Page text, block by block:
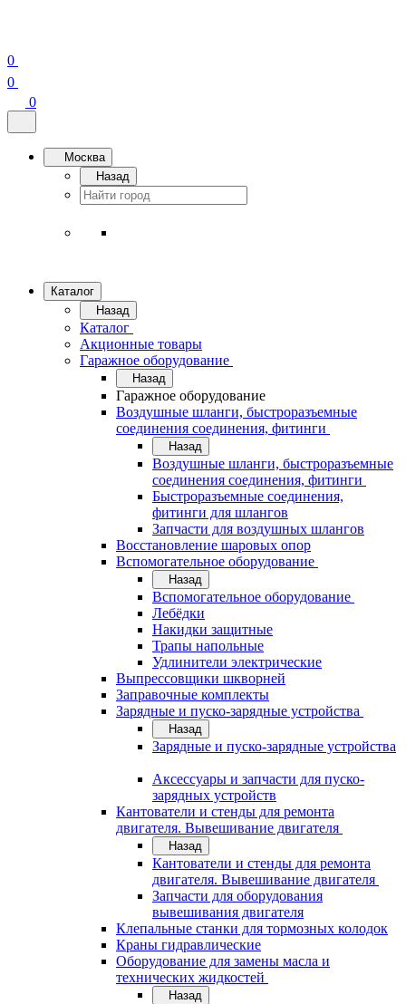
0
0
0
Москва
Назад
Каталог
Назад
Каталог
Акционные товары
Гаражное оборудование
Назад
Гаражное оборудование
Воздушные шланги, быстроразъемные
соединения соединения, фитинги
Назад
Воздушные шланги, быстроразъемные
соединения соединения, фитинги
Быстроразъемные соединения,
фитинги для шлангов
Запчасти для воздушных шлангов
Восстановление шаровых опор
Вспомогательное оборудование
Назад
Вспомогательное оборудование
Лебёдки
Накидки защитные
Трапы напольные
Удлинители электрические
Выпрессовщики шкворней
Заправочные комплекты
Зарядные и пуско-зарядные устройства
Назад
Зарядные и пуско-зарядные устройства
Аксессуары и запчасти для пуско-
зарядных устройств
Кантователи и стенды для ремонта
двигателя. Вывешивание двигателя
Назад
Кантователи и стенды для ремонта
двигателя. Вывешивание двигателя
Запчасти для оборудования
вывешивания двигателя
Клепальные станки для тормозных колодок
Краны гидравлические
Оборудование для замены масла и
технических жидкостей
Назад